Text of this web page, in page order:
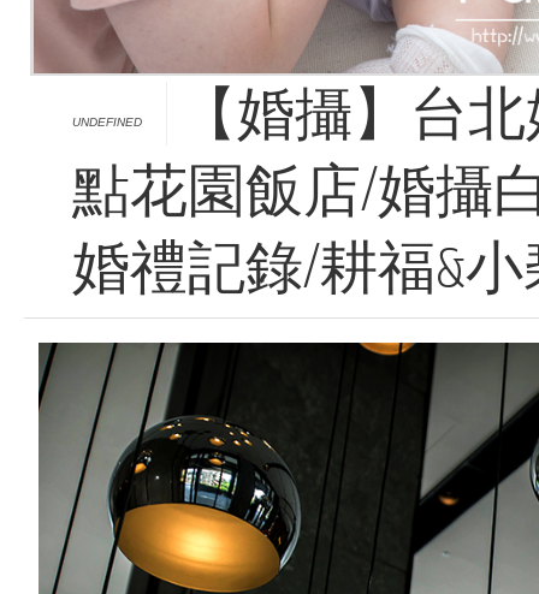
UNDEFINED
【婚攝】台
點花園飯店/婚攝
婚禮記錄/耕福&小